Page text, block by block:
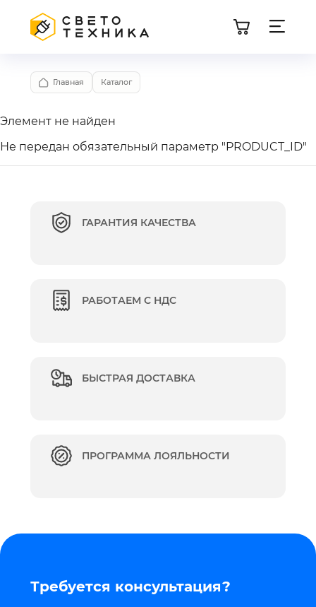
Главная Каталог
Элемент не найден
Не передан обязательный параметр "PRODUCT_ID"
ГАРАНТИЯ КАЧЕСТВА
РАБОТАЕМ С НДС
БЫСТРАЯ ДОСТАВКА
ПРОГРАММА ЛОЯЛЬНОСТИ
Требуется консультация?